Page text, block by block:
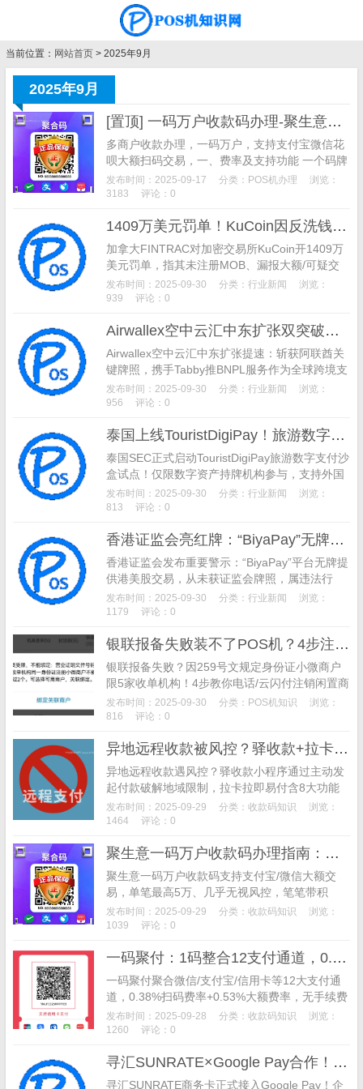
当前位置： 网站首页 > 2025年9月
2025年9月
[置顶] 一码万户收款码办理-聚生意收款码办理
多商户收款办理，一码万户，支持支付宝微信花
呗大额扫码交易，一、费率及支持功能 一个码牌
搞定千万商户，全国商户任你选，费率如下图所
示： 支付宝和微信大额支付费率0.6%， 单笔最
现，单次加提现费2块
发布时间：2025-09-17 分类： POS机办理
浏览：
3183
评论：0
1409万美元罚单！KuCoin因反洗钱不力被加拿大FINTRAC处罚，当庭上诉否认指控
加拿大FINTRAC对加密交易所KuCoin开1409万
美元罚单，指其未注册MOB、漏报大额/可疑交
易！KuCoin否认指控并上诉，称罚款过高，附加
拿大金融业反洗钱处罚案例。
发布时间：2025-09-30 分类： 行业新闻
浏览：
939
评论：0
Airwallex空中云汇中东扩张双突破：获阿联酋央行牌照，携手Tabby推BNPL支付
Airwallex空中云汇中东扩张提速：斩获阿联酋关
键牌照，携手Tabby推BNPL服务作为全球跨境支
付领域的重要参与者，Airwallex空中云汇正加速
布局中东市场，通过获取核心...
发布时间：2025-09-30 分类： 行业新闻
浏览：
956
评论：0
泰国上线TouristDigiPay！旅游数字支付沙盒启动，仅数字资产持牌机构可参与
泰国SEC正式启动TouristDigiPay旅游数字支付沙
盒试点！仅限数字资产持牌机构参与，支持外国
游客合规兑换数字资产为泰铢消费，2025年Q4
运营，附双重监管与风控细节。
发布时间：2025-09-30 分类： 行业新闻
浏览：
813
评论：0
香港证监会亮红牌：“BiyaPay”无牌搞股票交易，香港投资者务必警惕
香港证监会发布重要警示：“BiyaPay”平台无牌提
供港美股交易，从未获证监会牌照，属违法行
为！已列入警示名单，教你3步核查平台资质，
规避投资风险。
发布时间：2025-09-30 分类： 行业新闻
浏览：
1179
评论：0
银联报备失败装不了POS机？4步注销+2款收款神器破解
银联报备失败？因259号文规定身份证小微商户
限5家收单机构！4步教你电话/云闪付注销闲置商
户，还推荐聚生意码牌（大额5万+秒到）、一码
聚付（费率0.38%），不占名额，当天开通收
发布时间：2025-09-30 分类： POS机知识
浏览：
816
评论：0
异地远程收款被风控？驿收款+拉卡拉即易付双神器破解难题
异地远程收款遇风控？驿收款小程序通过主动发
起付款破解地域限制，拉卡拉即易付含8大功能
（多场景收款+客户管理+营销工具），双神器适
配真实交易，中小商户收款不拦截、经营更高
发布时间：2025-09-29 分类： 收款码知识
浏览：
1464
评论：0
聚生意一码万户收款码办理指南：大额收款无风控，0元解锁千万商户
聚生意一码万户收款码支持支付宝/微信大额交
易，单笔最高5万、几乎无视风控，笔笔带积
分；0元办理（交易满1万返10元），T+1自动到
账/秒到仅2元，添加客服15479747获办理指导，
发布时间：2025-09-29 分类： 收款码知识
浏览：
1039
评论：0
一码聚付：1码整合12支付通道，0.38%起费率+无机器费用，商户收款神器
一码聚付聚合微信/支付宝/信用卡等12大支付通
道，0.38%扫码费率+0.53%大额费率，无手续费
无流量费，4步快速开通，适配小微/个体/企业，
解决商户多码管理、高费率痛点，添加客服微信
发布时间：2025-09-28 分类： 收款码知识
浏览：
1260
评论：0
寻汇SUNRATE×Google Pay合作！企业安卓设备全球支付，安全便捷覆盖多场景
寻汇SUNRATE商务卡正式接入Google Pay！企